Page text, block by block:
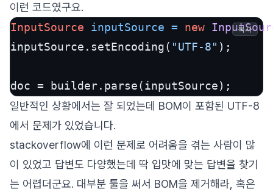
이런 코드였구요.
InputSource
inputSource = new
inputSource.setEncoding( "UTF-8" );
doc = builder.parse(inputSource);
복사
일반적인 상황에서는 잘 되었는데 BOM이 포함된 UTF-8
에서 문제가 있었습니다.
stackoverflow에 이런 문제로 어려움을 겪는 사람이 많
이 있었고 답변도 다양했는데 딱 입맛에 맞는 답변을 찾기
는 어렵더군요. 대부분 툴을 써서 BOM을 제거해라, 혹은